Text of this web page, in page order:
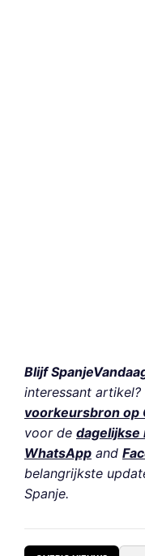
Blijf
interessant
voorkeursbron op
voor de
WhatsApp and
belangrijkste
Spanje.